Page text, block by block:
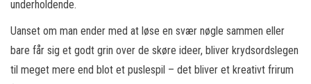
underholdende.
Uanset om man ender med at løse en svær nøgle sammen eller
bare får sig et godt grin over de skøre ideer, bliver krydsordslegen
til meget mere end blot et puslespil – det bliver et kreativt frirum